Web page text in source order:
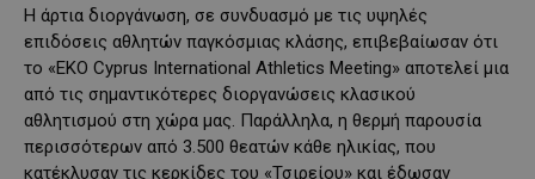
Η άρτια διοργάνωση, σε συνδυασμό με τις υψηλές
επιδόσεις αθλητών παγκόσμιας κλάσης, επιβεβαίωσαν ότι
το «EKO Cyprus International Athletics Meeting» αποτελεί μια
από τις σημαντικότερες διοργανώσεις κλασικού
αθλητισμού στη χώρα μας. Παράλληλα, η θερμή παρουσία
περισσότερων από 3.500 θεατών κάθε ηλικίας, που
κατέκλυσαν τις κερκίδες του «Τσιρείου» και έδωσαν